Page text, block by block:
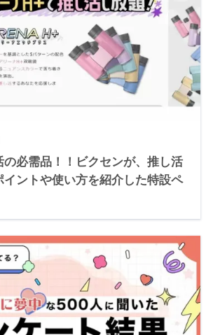
の必需品！！ビクセンが、推し活
イントや使い方を紹介した特設ペ